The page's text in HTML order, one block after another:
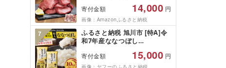
ライス 業務用 バーベキュー
BBQ おつまみ ギフト お祝い
お中元 夏ギフト
寄付金額 14,000 円
画像：Amazonふるさと納税
7
ふるさと納税 旭川市 [特A]令
和7年産ななつぼし
お米[さとふる限定]_05957
寄付金額 15,000 円
画像：ヤフーのふるさと納税